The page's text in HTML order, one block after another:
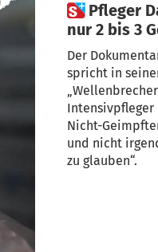
 Pfleger Daniel: „Hatte bislang
nur 2 bis 3
Der
spricht in
Nicht-
und nicht
zu glauben“.